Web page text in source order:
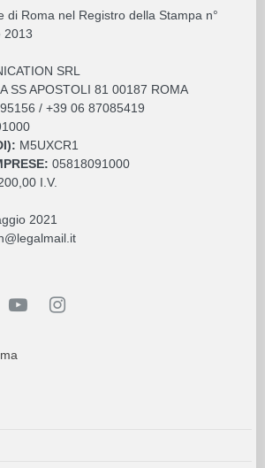
di Roma nel Registro della Stampa n°
2013
SRL
SS APOSTOLI 81 00187 ROMA
/ +39 06 87085419
M5UXCR1
05818091000
I.V.
2021